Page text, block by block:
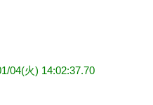
04(火) 14:02:37.70